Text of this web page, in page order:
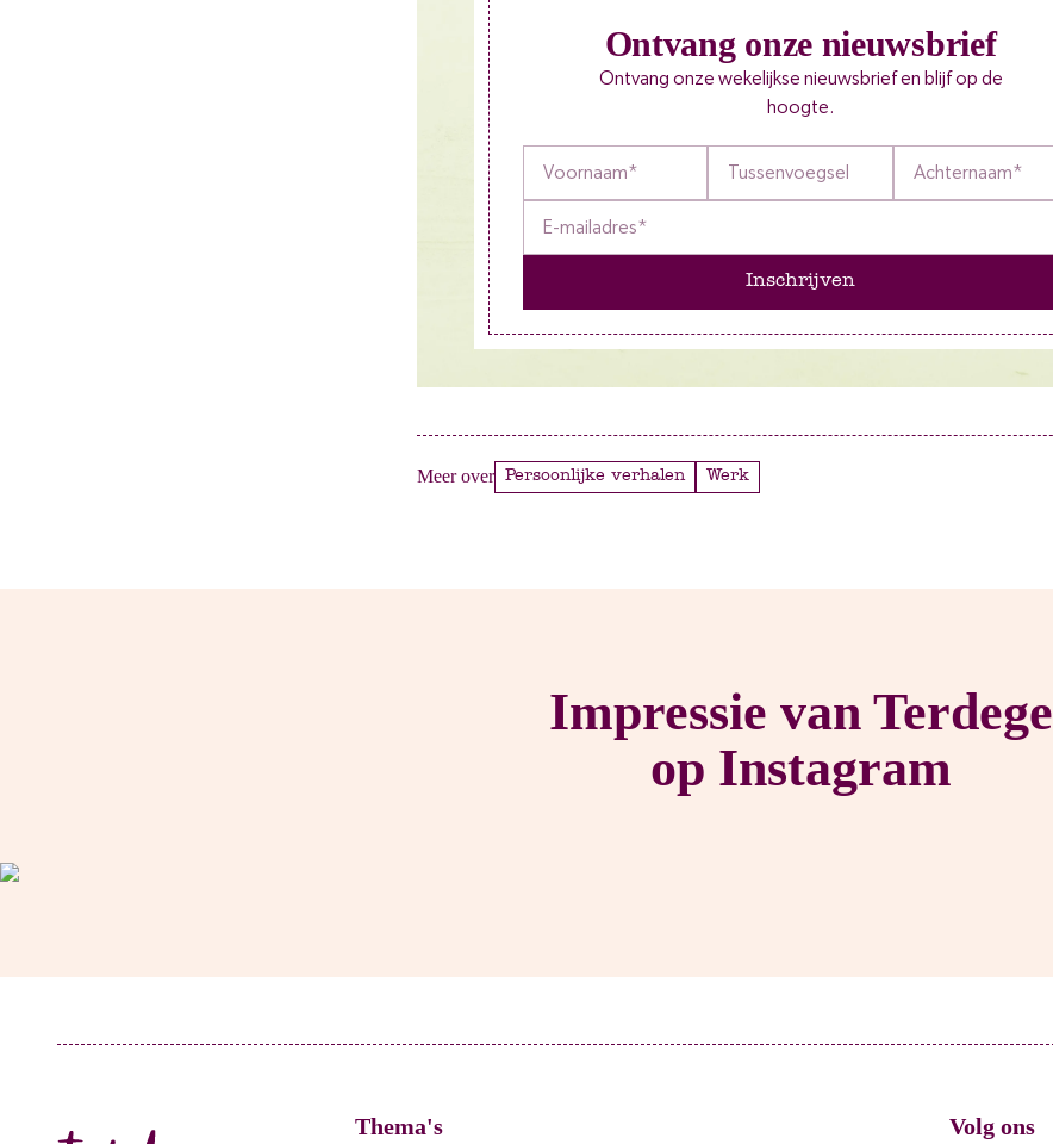
Ontvang onze nieuwsbrief
Ontvang onze wekelijkse nieuwsbrief en blijf op de
hoogte.
Inschrijven
Meer over Persoonlijke verhalen Werk
Impressie van Terdege
op Instagram
Thema's Volg ons